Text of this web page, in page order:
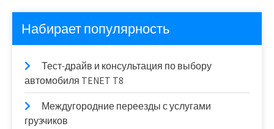
Набирает популярность
Тест-драйв и консультация по выбору
автомобиля TENET T8
Междугородние переезды с услугами
грузчиков